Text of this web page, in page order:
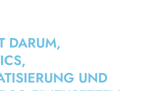
DARUM,
UND